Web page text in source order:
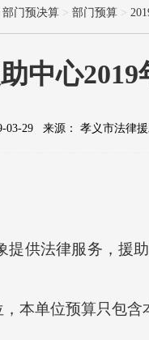
部门预决算 > 部门预算 >
中心2019
03-29 来源： 孝义市法律
法律服务，援
单位预算只包含